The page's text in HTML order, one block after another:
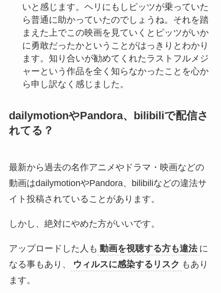
いと感じます。ヘリにもしピッツが乗っていた
ら普通に助かっていたのでしょうね。それを踏
まえた上でこの映画を見ていくとピッツがいか
に勇敢だったかということがはっきりとわかり
ます。知り合いが勧めてくれたラストフルメジ
ャーという作品を全く知らなかったことを心か
ら申し訳なく感じました。
dailymotionやPandora、bilibiliで配信さ
れてる？
最新から過去の名作アニメやドラマ・映画などの
動画はdailymotionやPandora、bilibiliなどの違法サ
イト投稿されていることがあります。
しかし、絶対にやめた方がいいです。
アップロードした人も 動画を視聴する方も違法 に
なる事もあり、
ウィルスに感染するリスク もあり
ます。